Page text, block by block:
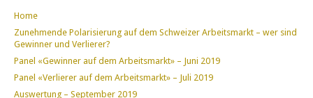
Home
Zunehmende Polarisierung auf dem Schweizer Arbeitsmarkt – wer sind
Gewinner und Verlierer?
Panel «Gewinner auf dem Arbeitsmarkt» – Juni 2019
Panel «Verlierer auf dem Arbeitsmarkt» – Juli 2019
Auswertung – September 2019